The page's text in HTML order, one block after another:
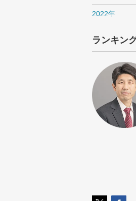
2022年
ランキン